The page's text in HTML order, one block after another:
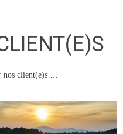
nos client(e)s …